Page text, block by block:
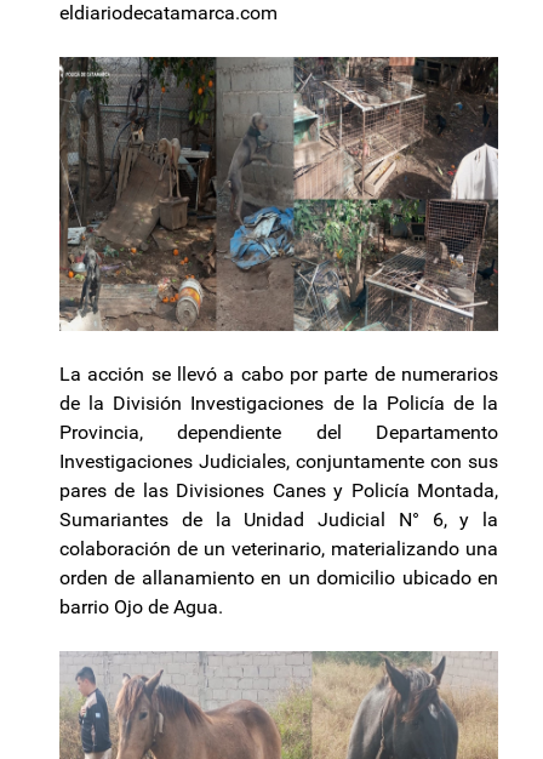
eldiariodecatamarca.com
La acción se llevó a cabo por parte de numerarios
de la División Investigaciones de la Policía de la
Provincia, dependiente del Departamento
Investigaciones Judiciales, conjuntamente con sus
pares de las Divisiones Canes y Policía Montada,
Sumariantes de la Unidad Judicial N° 6, y la
colaboración de un veterinario, materializando una
orden de allanamiento en un domicilio ubicado en
barrio Ojo de Agua.